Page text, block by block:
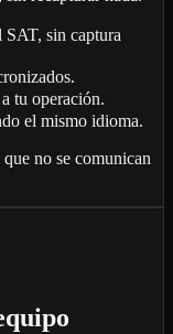
sin captura
tu operación.
el mismo idioma.
no se comunican